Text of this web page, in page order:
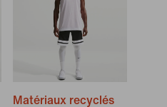
Matériaux recyclés